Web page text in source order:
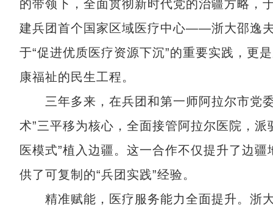
的带领下，全面贯彻新时代党的治疆方略，
建兵团首个国家区域医疗中心——浙大邵逸
于“促进优质医疗资源下沉”的重要实践，更
康福祉的民生工程。
三年多来，在兵团和第一师阿拉尔市党委
术”三平移为核心，全面接管阿拉尔医院，
医模式”植入边疆。这一合作不仅提升了边
供了可复制的“兵团实践”经验。
精准赋能，医疗服务能力全面提升。浙大